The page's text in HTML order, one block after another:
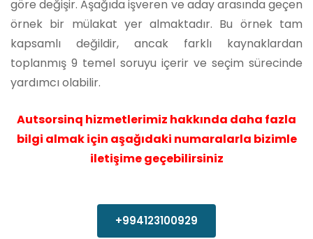
göre değişir. Aşağıda işveren ve aday arasında geçen
örnek bir mülakat yer almaktadır. Bu örnek tam
kapsamlı değildir, ancak farklı kaynaklardan
toplanmış 9 temel soruyu içerir ve seçim sürecinde
yardımcı olabilir.
Autsorsinq hizmetlerimiz hakkında daha fazla
bilgi almak için aşağıdaki numaralarla bizimle
iletişime geçebilirsiniz
+994123100929